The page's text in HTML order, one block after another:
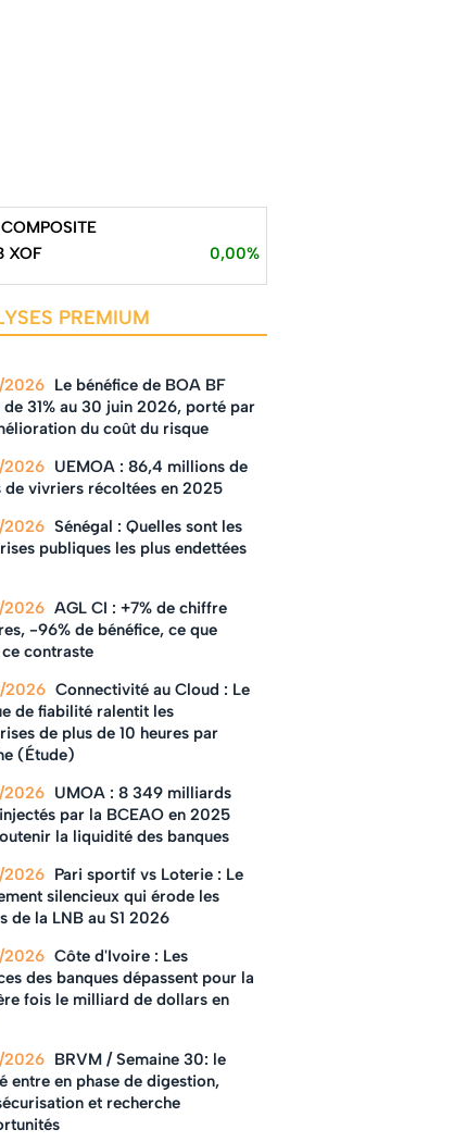
XOF
0,00%
PREMIUM
2026 Le bénéfice de BOA BF
31% au 30 juin 2026, porté par
du coût du risque
2026 UEMOA : 86,4 millions de
de vivriers récoltées en 2025
2026 Sénégal : Quelles sont les
publiques les plus endettées
2026 AGL CI : +7% de chiffre
-96% de bénéfice, ce que
contraste
2026 Connectivité au Cloud : Le
de fiabilité ralentit les
de plus de 10 heures par
(Étude)
2026 UMOA : 8 349 milliards
par la BCEAO en 2025
la liquidité des banques
2026 Pari sportif vs Loterie : Le
silencieux qui érode les
de la LNB au S1 2026
2026 Côte d'Ivoire : Les
des banques dépassent pour la
fois le milliard de dollars en
2026 BRVM / Semaine 30: le
entre en phase de digestion,
et recherche